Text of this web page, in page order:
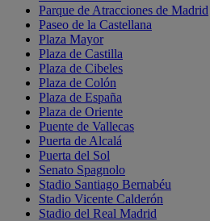
Parque de Atracciones de Madrid
Paseo de la Castellana
Plaza Mayor
Plaza de Castilla
Plaza de Cibeles
Plaza de Colón
Plaza de España
Plaza de Oriente
Puente de Vallecas
Puerta de Alcalá
Puerta del Sol
Senato Spagnolo
Stadio Santiago Bernabéu
Stadio Vicente Calderón
Stadio del Real Madrid